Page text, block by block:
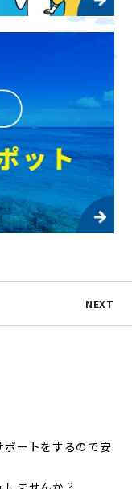
NEXT
ートをするので安